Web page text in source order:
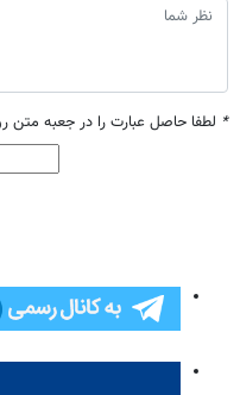
* لطفا حاصل عبارت را در جعبه متن